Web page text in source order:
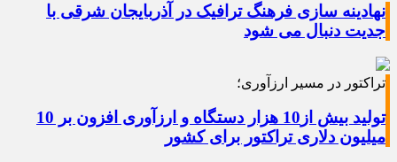
نهادینه سازی فرهنگ ترافیک در آذربایجان شرقی با
جدیت دنبال می شود
تراکتور در مسیر ارزآوری؛
تولید بیش از10 هزار دستگاه و ارزآوری افزون بر 10
میلیون دلاری تراکتور برای کشور